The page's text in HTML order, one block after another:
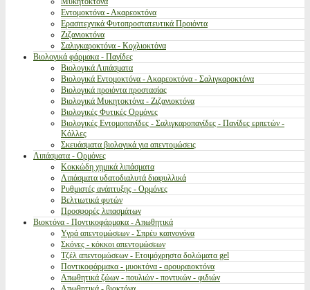
Εντομοκτόνα - Ακαρεοκτόνα
Ερασιτεχνικά Φυτοπροστατευτικά Προιόντα
Ζιζανιοκτόνα
Σαλιγκαροκτόνα - Κοχλιοκτόνα
Βιολογικά φάρμακα - Παγίδες
Βιολογικά Λιπάσματα
Βιολογικά Εντομοκτόνα - Ακαρεοκτόνα - Σαλιγκαροκτόνα
Βιολογικά προιόντα προστασίας
Βιολογικά Μυκητοκτόνα - Ζιζανιοκτόνα
Βιολογικές Φυτικές Ορμόνες
Βιολογικές Εντομοπαγίδες - Σαλιγκαροπαγίδες - Παγίδες ερπετών -
Κόλλες
Σκευάσματα βιολογικά για απεντομώσεις
Λιπάσματα - Ορμόνες
Κοκκώδη χημικά λιπάσματα
Λιπάσματα υδατοδιαλυτά διαφυλλικά
Ρυθμιστές ανάπτυξης - Ορμόνες
Βελτιωτικά φυτών
Προσφορές λιπασμάτων
Βιοκτόνα - Ποντικοφάρμακα - Απωθητικά
Υγρά απεντομώσεων - Σπρέυ καπνογόνα
Σκόνες - κόκκοι απεντομώσεων
Τζέλ απεντομώσεων - Ετοιμόχρηστα δολώματα gel
Ποντικοφάρμακα - μυοκτόνα - αρουραιοκτόνα
Απωθητικά ζώων - πουλιών - ποντικών - φιδιών